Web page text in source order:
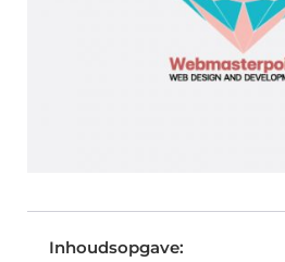
Inhoudsopgave: